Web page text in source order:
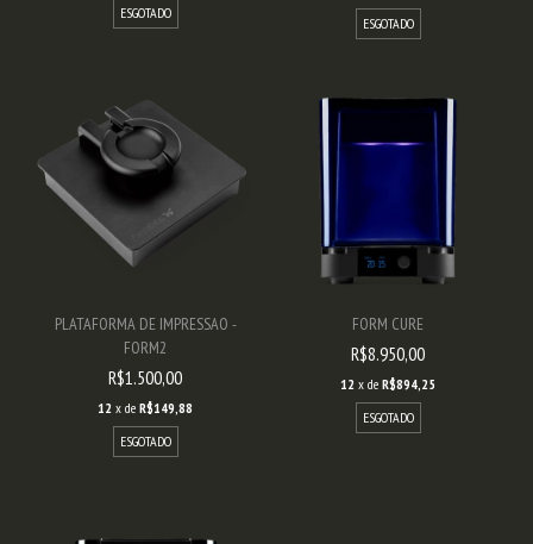
ESGOTADO
ESGOTADO
PLATAFORMA DE IMPRESSAO -
FORM2
R$1.500,00
12 x de R$149,88
ESGOTADO
FORM CURE
R$8.950,00
12 x de R$894,25
ESGOTADO